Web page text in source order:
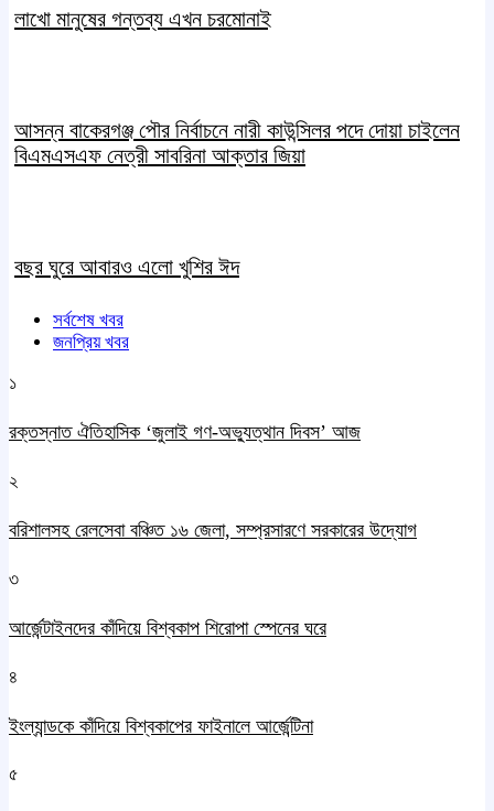
লাখো মানুষের গন্তব্য এখন চরমোনাই
আসন্ন বাকেরগঞ্জ পৌর নির্বাচনে নারী কাউন্সিলর পদে দোয়া চাইলেন
বিএমএসএফ নেত্রী সাবরিনা আক্তার জিয়া
বছর ঘুরে আবারও এলো খুশির ঈদ
সর্বশেষ খবর
জনপ্রিয় খবর
১
রক্তস্নাত ঐতিহাসিক ‌‘জুলাই গণ-অভ্যুত্থান দিবস’ আজ
২
বরিশালসহ রেলসেবা বঞ্চিত ১৬ জেলা, সম্প্রসারণে সরকারের উদ্যোগ
৩
আর্জেন্টাইনদের কাঁদিয়ে বিশ্বকাপ শিরোপা স্পেনের ঘরে
৪
ইংল্যান্ডকে কাঁদিয়ে বিশ্বকাপের ফাইনালে আর্জেন্টিনা
৫